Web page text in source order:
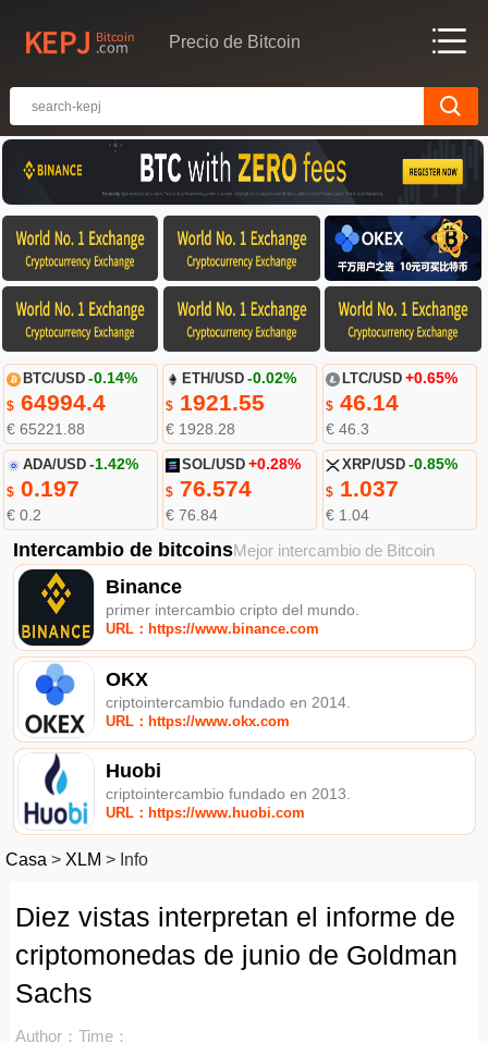
Precio de Bitcoin
BTC/USD -0.14%
$64994.4
€ 65221.88
ETH/USD -0.02%
$ 1921.55
€ 1928.28
LTC/USD +0.65%
$46.14
€ 46.3
ADA/USD -1.42%
$0.197
€ 0.2
SOL/USD +0.28%
$ 76.574
€ 76.84
XRP/USD -0.85%
$1.037
€ 1.04
Intercambio de bitcoinsMejor intercambio de Bitcoin
Binance
primer intercambio cripto del mundo.
URL：https://www.binance.com
OKX
criptointercambio fundado en 2014.
URL：https://www.okx.com
Huobi
criptointercambio fundado en 2013.
URL：https://www.huobi.com
Casa > XLM > Info
Diez vistas interpretan el informe de
criptomonedas de junio de Goldman
Sachs
Author： Time：